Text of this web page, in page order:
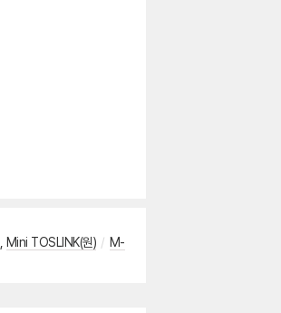
Mini TOSLINK(원) / M-